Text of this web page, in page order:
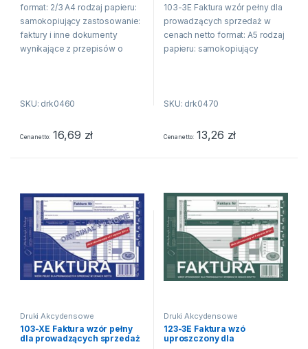
format: 2/3 A4 rodzaj papieru:
samokopiujący zastosowanie:
faktury i inne dokumenty
wynikające z przepisów o
kopia)
SKU: drk0460
Cena netto 16,69 zł
103-3E Faktura wzór pełny dla
prowadzących sprzedaż w
cenach netto format: A5 rodzaj
papieru: samokopiujący
towarów i usług oprawa:...
SKU: drk0470
Cena netto 13,26 zł
Druki Akcydensowe
103-XE Faktura wzór pełny
dla prowadzących sprzedaż
Druki Akcydensowe
123-3E Faktura wzó
uproszczony dla